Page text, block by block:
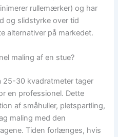
rullemærker) og har
og slidstyrke over tid
alternativer på markedet.
maling af en stue?
25-30 kvadratmeter tager
en professionel. Dette
af småhuller, pletspartling,
maling med den
Tiden forlænges, hvis